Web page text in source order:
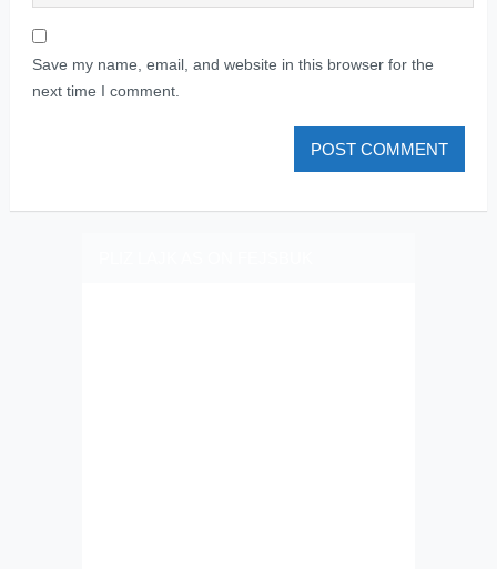
Save my name, email, and website in this browser for the
next time I comment.